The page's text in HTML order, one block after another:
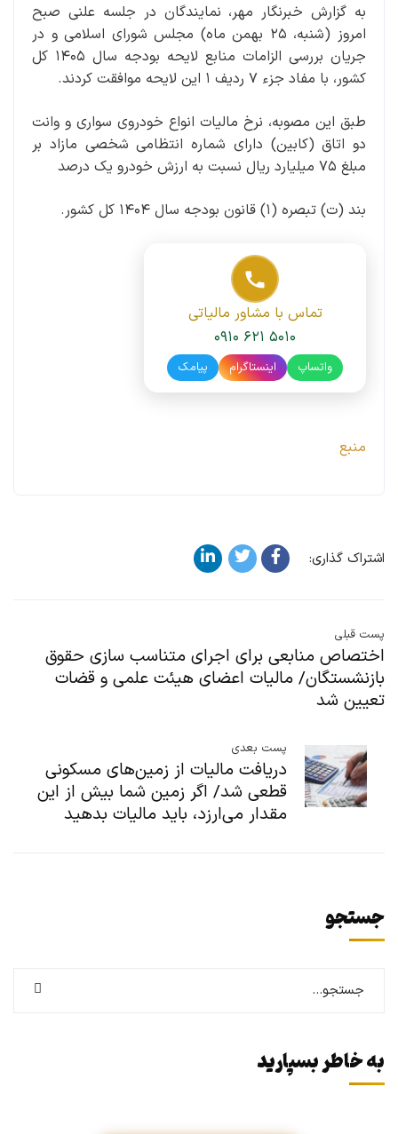
به گزارش خبرنگار مهر، نمایندگان در جلسه علنی صبح
امروز (شنبه، ۲۵ بهمن ماه) مجلس شورای اسلامی و در
جریان بررسی الزامات منابع لایحه بودجه سال ۱۴۰۵ کل
کشور، با مفاد جزء ۷ ردیف ۱ این لایحه موافقت کردند.
طبق این مصوبه، نرخ مالیات انواع خودروی سواری و وانت
دو اتاق (کابین) دارای شماره انتظامی شخصی مازاد بر
مبلغ ۷۵ میلیارد ریال نسبت به ارزش خودرو یک درصد
بند (ت) تبصره (۱) قانون بودجه سال ۱۴۰۴ کل کشور.
تماس با مشاور مالیاتی
۰۹۱۰ ۶۲۱ ۵۰۱۰
واتساپ اینستاگرام پیامک
منبع
اشتراک گذاری:
پست قبلی
اختصاص منابعی برای اجرای متناسب سازی حقوق
بازنشستگان/ مالیات اعضای هیئت علمی و قضات
تعیین شد
پست بعدی
دریافت مالیات از زمین‌های مسکونی
قطعی شد/ اگر زمین شما بیش از این
مقدار می‌ارزد، باید مالیات بدهید
جستجو
به خاطر بسپارید